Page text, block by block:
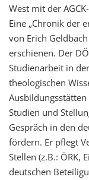
West mit der
Eine „Chronik der
von Erich
erschienen. Der
Studienarbeit in
theologischen
Studien und
Gespräch in den
fördern. Er pflegt
Stellen (z.B.: ÖRK,
deutschen